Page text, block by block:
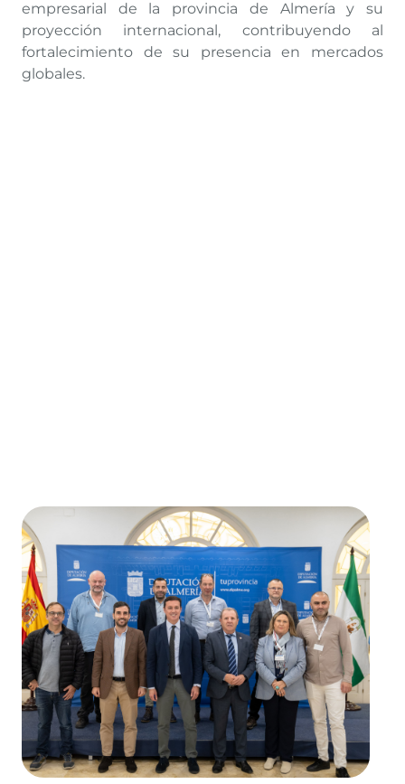
empresarial de la provincia de Almería y su
proyección internacional, contribuyendo al
fortalecimiento de su presencia en mercados
globales.